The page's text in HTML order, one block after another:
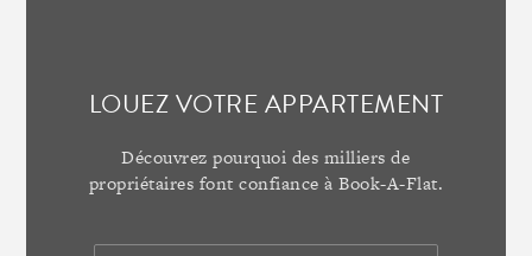
LOUEZ VOTRE APPARTEMENT
Découvrez pourquoi des milliers de
propriétaires font confiance à Book-A-Flat.